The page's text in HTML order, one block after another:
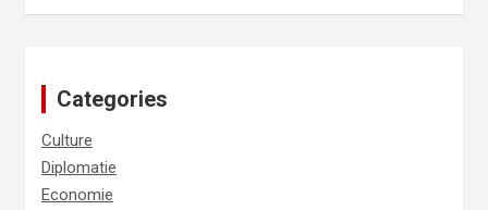
Categories
Culture
Diplomatie
Economie